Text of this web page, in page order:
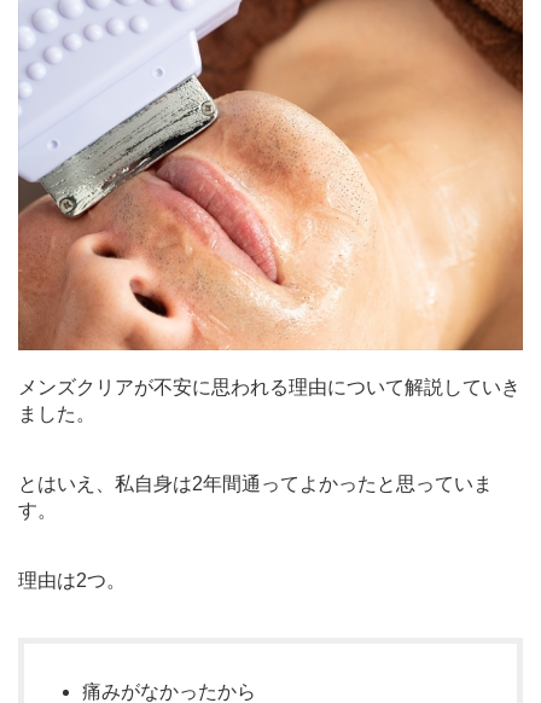
メンズクリアが不安に思われる理由について解説していき
ました。
とはいえ、私自身は2年間通ってよかったと思っていま
す。
理由は2つ。
痛みがなかったから